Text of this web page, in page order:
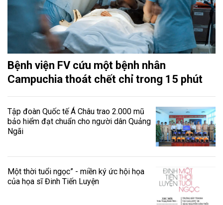
Bệnh viện FV cứu một bệnh nhân
Campuchia thoát chết chỉ trong 15 phút
Tập đoàn Quốc tế Á Châu trao 2.000 mũ
bảo hiểm đạt chuẩn cho người dân Quảng
Ngãi
Một thời tuổi ngọc” - miền ký ức hội họa
của họa sĩ Đinh Tiến Luyện